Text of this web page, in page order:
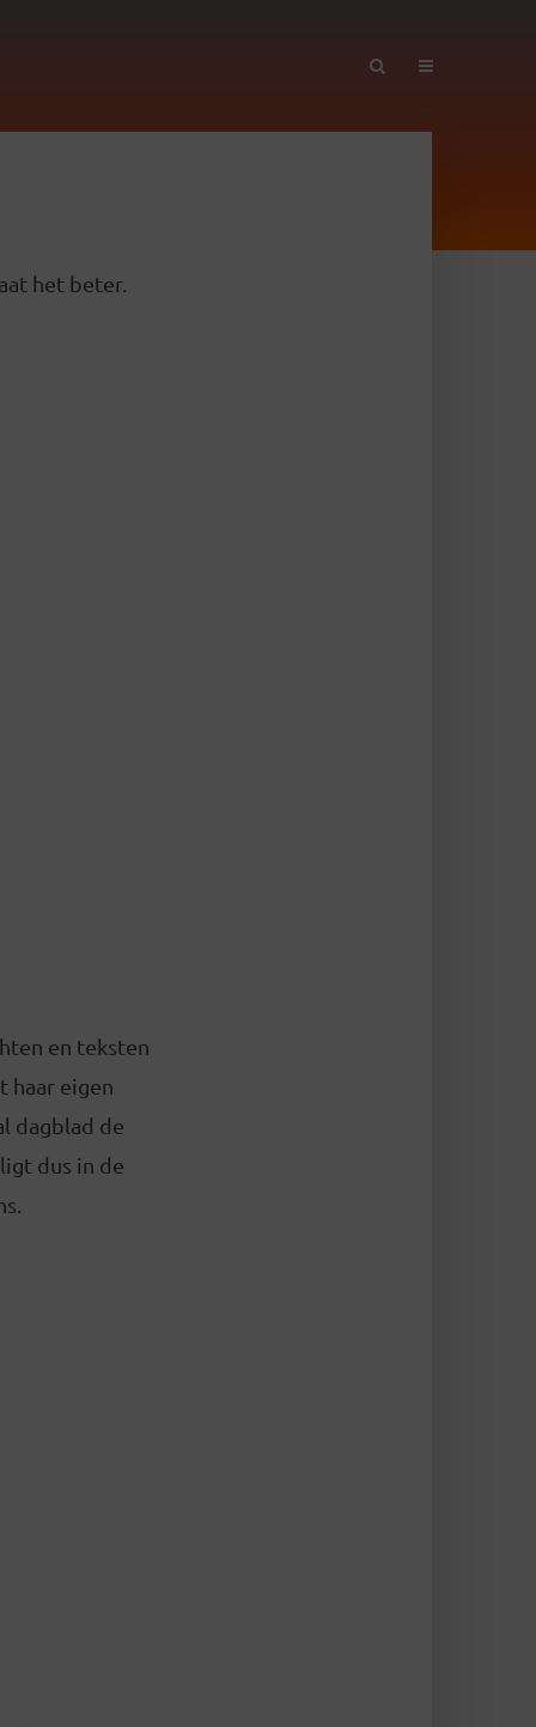
het beter.
en teksten
haar eigen
dagblad de
dus in de